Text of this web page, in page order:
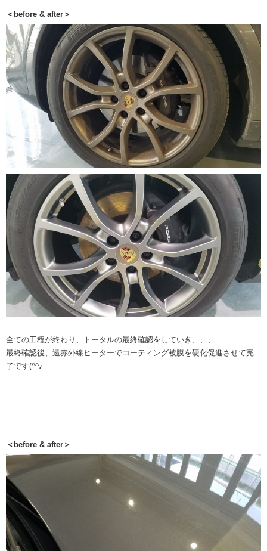
＜before & after＞
全ての工程が終わり、トータルの最終確認をしていき、、、
最終確認後、遠赤外線ヒーターでコーティング被膜を硬化促進させて完
了です(^^♪
＜before & after＞